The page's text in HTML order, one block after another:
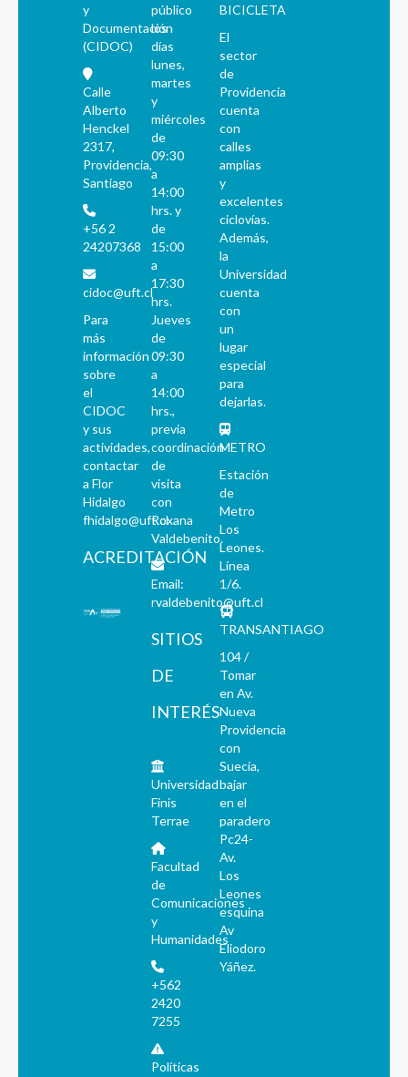
y
Documentación
(CIDOC)
Calle
Alberto
Henckel
2317,
Providencia,
Santiago
+56 2
24207368
cidoc@uft.cl
Para
más
información
sobre
el
CIDOC
y sus
actividades,
contactar
a Flor
Hidalgo
fhidalgo@uft.cl
ACREDITACIÓN
público
los
días
lunes,
martes
y
miércoles
de
09:30
a
14:00
hrs. y
de
15:00
a
17:30
hrs.
Jueves
de
09:30
a
14:00
hrs.,
previa
coordinación
de
visita
con
Roxana
Valdebenito.
Email:
rvaldebenito@uft.cl
SITIOS
DE
INTERÉS
Universidad
Finis
Terrae
Facultad
de
Comunicaciones
y
Humanidades
+562
2420
7255
Políticas
BICICLETA
El
sector
de
Providencia
cuenta
con
calles
amplias
y
excelentes
ciclovías.
Además,
la
Universidad
cuenta
con
un
lugar
especial
para
dejarlas.
METRO
Estación
de
Metro
Los
Leones.
Línea
1/6.
TRANSANTIAGO
104 /
Tomar
en Av.
Nueva
Providencia
con
Suecia,
bajar
en el
paradero
Pc24-
Av.
Los
Leones
esquina
Av
Eliodoro
Yáñez.